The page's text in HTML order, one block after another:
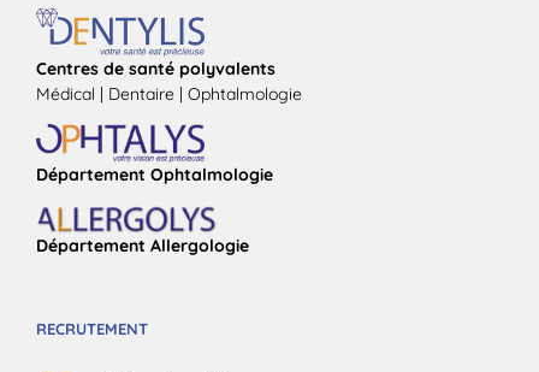
Centres de santé polyvalents
Médical | Dentaire | Ophtalmologie
Département Ophtalmologie
Département Allergologie
RECRUTEMENT